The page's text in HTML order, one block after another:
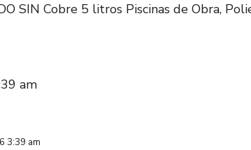
SIN Cobre 5 litros Piscinas de Obra,
am
3:39 am